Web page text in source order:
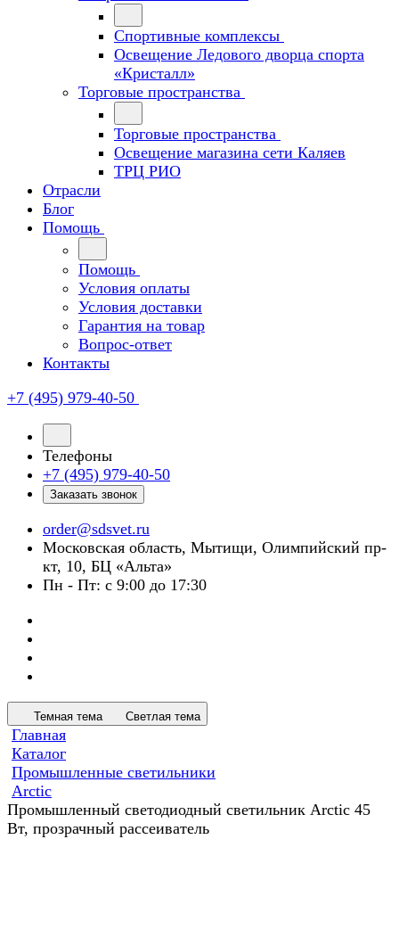
Спортивные комплексы
Освещение Ледового дворца спорта
«Кристалл»
Торговые пространства
Торговые пространства
Освещение магазина сети Каляев
ТРЦ РИО
Отрасли
Блог
Помощь
Помощь
Условия оплаты
Условия доставки
Гарантия на товар
Вопрос-ответ
Контакты
+7 (495) 979-40-50
Телефоны
+7 (495) 979-40-50
Заказать звонок
order@sdsvet.ru
Московская область, Мытищи, Олимпийский пр-
кт, 10, БЦ «Альта»
Пн - Пт: с 9:00 до 17:30
Темная тема Светлая тема
Главная
Каталог
Промышленные светильники
Arctic
Промышленный светодиодный светильник Arctic 45
Вт, прозрачный рассеиватель